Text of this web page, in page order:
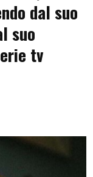
dal suo
suo
tv